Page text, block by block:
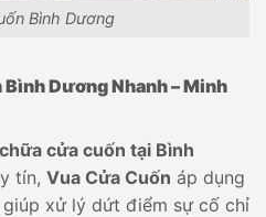
Bình Dương
Dương Nhanh – Minh
cửa cuốn tại Bình
tín, Vua Cửa Cuốn áp dụng
xử lý dứt điểm sự cố chỉ